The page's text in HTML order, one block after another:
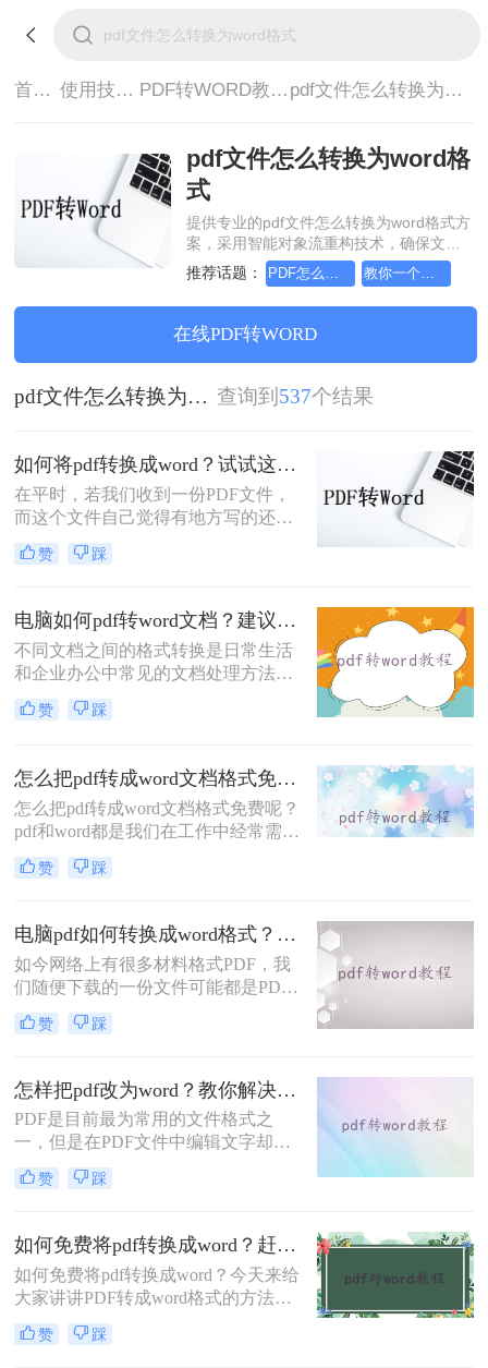
首页> 使用技巧> PDF转WORD教程> pdf文件怎么转换为word格式
pdf文件怎么转换为word格
式
提供专业的pdf文件怎么转换为word格式方
案，采用智能对象流重构技术，确保文档
1:1高保真还原且排版不乱码。支持一键批
量处理，全链路 SSL 加密保障隐私安全。
助您快速实现pdf文件怎么转换为word格
式，无需安装，高效办公。
推荐话题：
在线PDF转WORD
pdf文件怎么转换为word格式 查询到 537个结果
如何将pdf转换成word？试试这五个方法吧！
在平时，若我们收到一份PDF文件，
而这个文件自己觉得有地方写的还不
好，需要对其进行修改，这时候应该
怎么办呢？我们定会想到将PDF文件
换成word呢？让我手把手来教你。
赞 踩
电脑如何pdf转word文档？建议收藏这二种转换方法！
不同文档之间的格式转换是日常生活
和企业办公中常见的文档处理方法。
现在越来越多的PDF文档被用于办
公，这并不奇怪，因为PDF文件在传
响，所以很多人喜欢以PDF格式发送
文件。但这种格式只能阅读，不能修
改。如果需要修改这些PDF文件，我
们应该如何操作？将PDF文件转换为
Word文档格式。那么电脑如何pdf转
word文档呢？今天，让我们与大家分
习。
赞 踩
怎么把pdf转成word文档格式免费？分享三个实用的方法！
怎么把pdf转成word文档格式免费呢？
pdf和word都是我们在工作中经常需要
使用的文档，经常需要转换文件格
式，现在许多文档格式转换工具，但
个pdf转word的方法。一起来看看吧~
赞 踩
电脑pdf如何转换成word格式？这3个方法任你选择！看一次就能学会！
如今网络上有很多材料格式PDF，我
们随便下载的一份文件可能都是PDF
格式的，当你想要复制里面的内容或
者是直接使用时，就会发现PDF格式
将pdf转换成word格式，那么电脑pdf
如何转换成word格式呢？今日小编为
大家解答这个让很多人好奇的问题。
赞 踩
怎样把pdf改为word？教你解决在线转换问题！
PDF是目前最为常用的文件格式之
一，但是在PDF文件中编辑文字却是
一件比较麻烦的事情。为了方便编
辑，很多人会选择将PDF文件转换为
赞 踩
如何免费将pdf转换成word？赶紧参考一下本文中的在线方法吧！
如何免费将pdf转换成word？今天来给
大家讲讲PDF转成word格式的方法，
在工作中我们经常会遇到这样的问
题，相信很多人都苦格式转换已久，
赞 踩